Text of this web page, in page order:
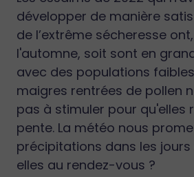
développer de manière
de l’extrême sécheresse
l'automne, soit sont en
avec des populations
maigres rentrées de pollen
pas à stimuler pour qu'elles
pente. La météo nous
précipitations dans les jours
elles au rendez-vous ?